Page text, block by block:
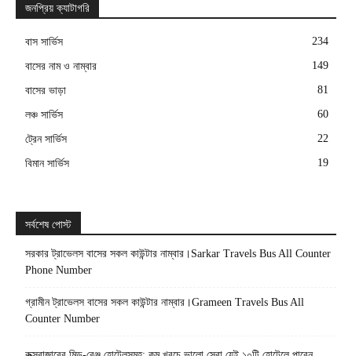
জনপ্রিয় ক্যাটাগরি
বাস সার্ভিস 234
বাসের নাম ও নাম্বার 149
বাসের ভাড়া 81
লঞ্চ সার্ভিস 60
ট্রেন সার্ভিস 22
বিমান সার্ভিস 19
সর্বশেষ পোস্ট
সরকার ট্রাভেলস বাসের সকল কাউন্টার নাম্বার।Sarkar Travels Bus All Counter
Phone Number
গ্রামীন ট্রাভেলস বাসের সকল কাউন্টার নাম্বার।Grameen Travels Bus All
Counter Number